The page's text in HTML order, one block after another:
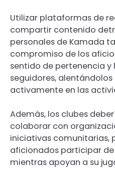
Utilizar plataformas de
compartir contenido
personales de Kamada
compromiso de los
sentido de pertenencia
seguidores,
activamente en las
Además, los clubes
colaborar con
iniciativas comunitarias,
aficionados participar
mientras apoyan a su